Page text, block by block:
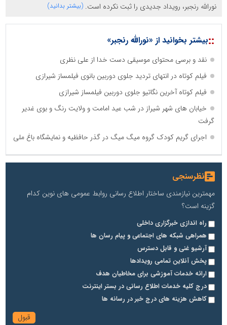
نورالله رنجبر، رویداد جدیدی را ثبت نکرده است. (بیشتر بدانید)
::بیشتر بخوانید از «نورالله رنجبر»
نقد و برسی محتوای موسیقی دست خدا از علی نظری
فیلم کوتاه در انتهای تردید جلوی دوربین بانوی فیلمساز شیرازی
فیلم کوتاه آخرین نگاتیو جلوی دوربین فیلمساز شیرازی
خیابان های شهر شیراز در شب عید امامت و ولایت رنگ و بوی غدیر
گرفت
اجرای گریم کودک گروه میگ میگ در گذر حافظیه و نمایشگاه باغ ملی
نظرسنجی
مهمترین نیازمندی ساختار اطلاع رسانی روابط عمومی های نوین کدام
گزینه است؟
راه اندازی خبرگزاری داخلی
همراهی شبکه های اجتماعی و پیام رسان ها
آرشیو غنی و قابل دسترس
پخش آنلاین تمامی رویدادها
ارائه خدمات آموزشی برای مخاطیان هدف
درج کلیه خدمات اطلاع رسانی در بستر اینترنت
کاهش هزینه های درج خبر در رسانه ها